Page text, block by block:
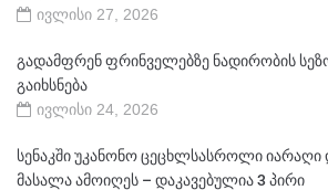
ივლისი 27, 2026
გადამფრენ ფრინველებზე ნადირობის
გაიხსნება
ივლისი 24, 2026
სენაკში უკანონო ცეცხლსასროლი
მასალა ამოიღეს – დაკავებულია 3 პირი